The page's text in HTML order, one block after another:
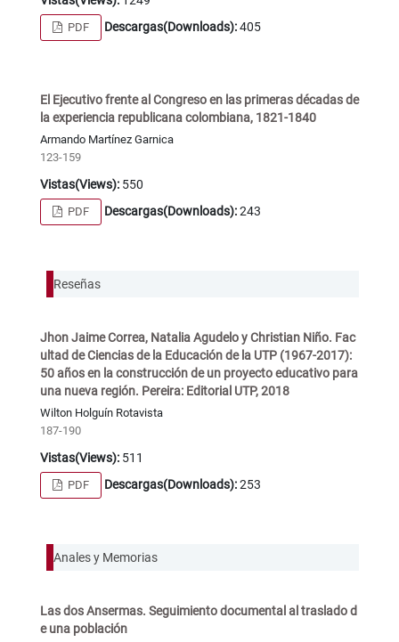
PDF Descargas(Downloads):405
El Ejecutivo frente al Congreso en las primeras décadas de
la experiencia republicana colombiana, 1821-1840
Armando Martínez Garnica
123-159
Vistas(Views):550
PDF Descargas(Downloads):243
Reseñas
Jhon Jaime Correa, Natalia Agudelo y Christian Niño. Fac
ultad de Ciencias de la Educación de la UTP (1967-2017):
50 años en la construcción de un proyecto educativo para
una nueva región. Pereira: Editorial UTP, 2018
Wilton Holguín Rotavista
187-190
Vistas(Views):511
PDF Descargas(Downloads):253
Anales y Memorias
Las dos Ansermas. Seguimiento documental al traslado d
e una población